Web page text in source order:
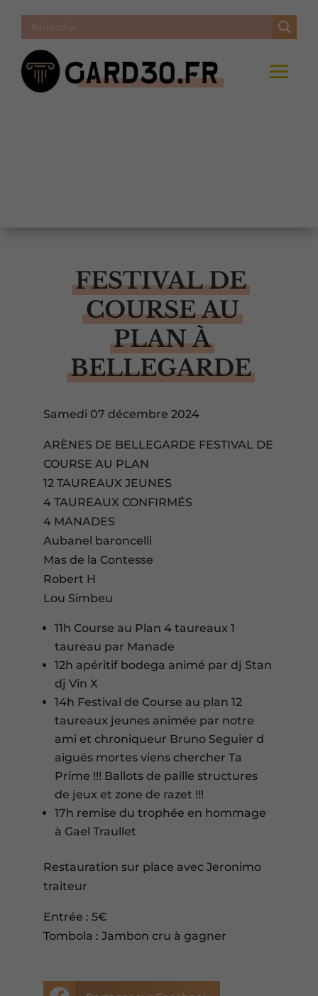
FESTIVAL DE
COURSE AU
PLAN À
BELLEGARDE
Samedi 07 décembre 2024
ARÈNES DE BELLEGARDE FESTIVAL DE
COURSE AU PLAN
12 TAUREAUX JEUNES
4 TAUREAUX CONFIRMÉS
4 MANADES
Aubanel baroncelli
Mas de la Contesse
Robert H
Lou Simbeu
11h Course au Plan 4 taureaux 1
taureau par Manade
12h apéritif bodega animé par dj Stan
dj Vin X
14h Festival de Course au plan 12
taureaux jeunes animée par notre
ami et chroniqueur Bruno Seguier d
aiguës mortes viens chercher Ta
Prime !!! Ballots de paille structures
de jeux et zone de razet !!!
17h remise du trophée en hommage
à Gael Traullet
Restauration sur place avec Jeronimo
traiteur
Entrée : 5€
Tombola : Jambon cru à gagner